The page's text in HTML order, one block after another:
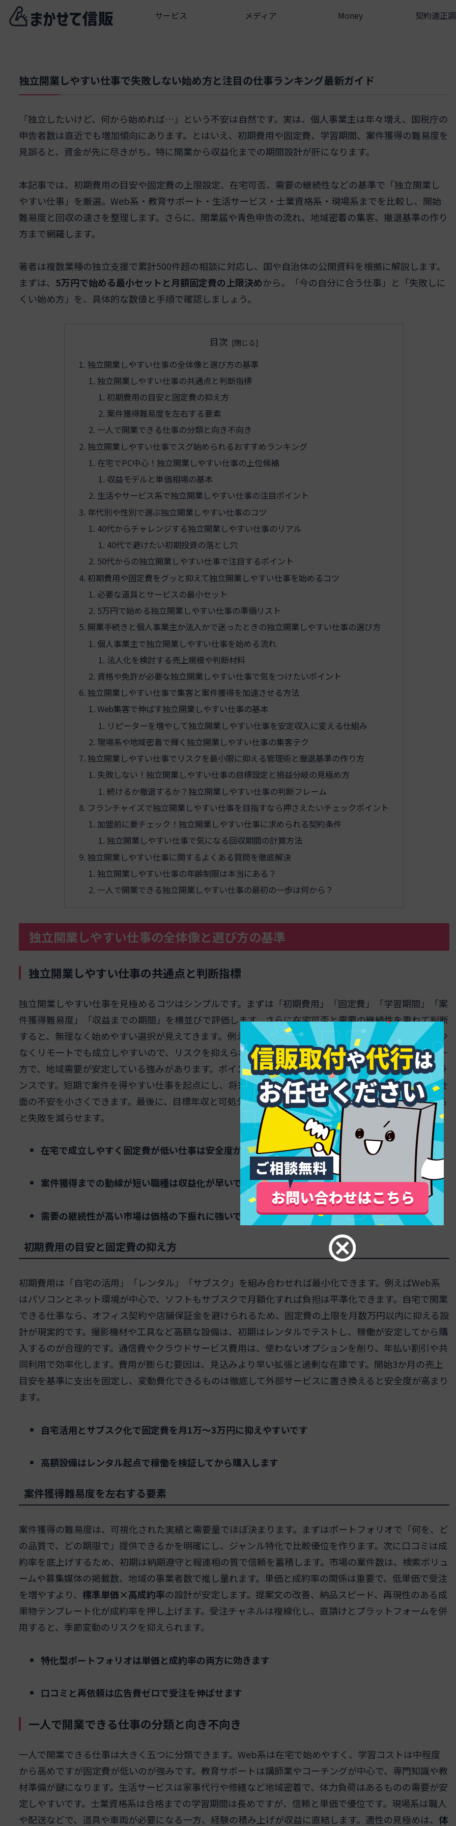
サービス メディア Money 契約適正
独立開業しやすい仕事で失敗しない始め方と注目の仕事ランキング最新ガイド
「独立したいけど、何から始めれば…」という不安は自然です。実は、個人事業主は年々増え、国税庁の
申告者数は直近でも増加傾向にあります。とはいえ、初期費用や固定費、学習期間、案件獲得の難易度を
見誤ると、資金が先に尽きがち。特に開業から収益化までの期間設計が肝になります。
本記事では、初期費用の目安や固定費の上限設定、在宅可否、需要の継続性などの基準で「独立開業し
やすい仕事」を厳選。Web系・教育サポート・生活サービス・士業資格系・現場系までを比較し、開始
難易度と回収の速さを整理します。さらに、開業届や青色申告の流れ、地域密着の集客、撤退基準の作り
方まで網羅します。
著者は複数業種の独立支援で累計500件超の相談に対応し、国や自治体の公開資料を根拠に解説します。
まずは、 5万円で始める最小セットと月額固定費の上限決めから。「今の自分に合う仕事」と「失敗しに
くい始め方」を、具体的な数値と手順で確認しましょう。
目次
独立開業しやすい仕事の全体像と選び方の基準
独立開業しやすい仕事の共通点と判断指標
初期費用の目安と固定費の抑え方
案件獲得難易度を左右する要素
一人で開業できる仕事の分類と向き不向き
独立開業しやすい仕事でスグ始められるおすすめランキング
在宅でPC中心！独立開業しやすい仕事の上位候補
収益モデルと単価相場の基本
生活やサービス系で独立開業しやすい仕事の注目ポイント
年代別や性別で選ぶ独立開業しやすい仕事のコツ
40代からチャレンジする独立開業しやすい仕事のリアル
40代で避けたい初期投資の落とし穴
50代からの独立開業しやすい仕事で注目するポイント
初期費用や固定費をグッと抑えて独立開業しやすい仕事を始めるコツ
必要な道具とサービスの最小セット
5万円で始める独立開業しやすい仕事の準備リスト
開業手続きと個人事業主か法人かで迷ったときの独立開業しやすい仕事の選び方
個人事業主で独立開業しやすい仕事を始める流れ
法人化を検討する売上規模や判断材料
資格や免許が必要な独立開業しやすい仕事で気をつけたいポイント
独立開業しやすい仕事で集客と案件獲得を加速させる方法
Web集客で伸ばす独立開業しやすい仕事の基本
リピーターを増やして独立開業しやすい仕事を安定収入に変える仕組み
現場系や地域密着で輝く独立開業しやすい仕事の集客テク
独立開業しやすい仕事でリスクを最小限に抑える管理術と撤退基準の作り方
失敗しない！独立開業しやすい仕事の目標設定と損益分岐の見極め方
続けるか撤退するか？独立開業しやすい仕事の判断フレーム
フランチャイズで独立開業しやすい仕事を目指すなら押さえたいチェックポイント
加盟前に要チェック！独立開業しやすい仕事に求められる契約条件
独立開業しやすい仕事で気になる回収期間の計算方法
独立開業しやすい仕事に関するよくある質問を徹底解決
独立開業しやすい仕事の年齢制限は本当にある？
一人で開業できる独立開業しやすい仕事の最初の一歩は何から？
独立開業しやすい仕事の全体像と選び方の基準
独立開業しやすい仕事の共通点と判断指標
独立開業しやすい仕事を見極めるコツはシンプルです。まずは「初期費用」「固定費」「学習期間」「案
件獲得難易度」「収益までの期間」を横並びで評価します。さらに在宅可否と需要の継続性を重ねて判断
すると、無理なく始めやすい選択が見えてきます。例えばWebやオンラインを軸にした職種は、設備が少
なくリモートでも成立しやすいので、リスクを抑えられます。対して現場系は道具や移動費が発生する一
方で、地域需要が安定している強みがあります。ポイントは、収入の立ち上がりスピードと固定費のバラ
ンスです。短期で案件を得やすい仕事を起点にし、将来独立できる仕事へ段階的に拡張していくと、資金
面の不安を小さくできます。最後に、目標年収と可処分時間を明確にし、生活との整合性で最終決定する
と失敗を減らせます。
在宅で成立しやすく固定費が低い仕事は安全度が高いです
案件獲得までの動線が短い職種は収益化が早いです
需要の継続性が高い市場は価格の下振れに強いです
初期費用の目安と固定費の抑え方
初期費用は「自宅の活用」「レンタル」「サブスク」を組み合わせれば最小化できます。例えばWeb系
はパソコンとネット環境が中心で、ソフトもサブスクで月額化すれば負担は平準化できます。自宅で開業
できる仕事なら、オフィス契約や店舗保証金を避けられるため、固定費の上限を月数万円以内に抑える設
計が現実的です。撮影機材や工具など高額な設備は、初期はレンタルでテストし、稼働が安定してから購
入するのが合理的です。通信費やクラウドサービス費用は、使わないオプションを削り、年払い割引や共
同利用で効率化します。費用が膨らむ要因は、見込みより早い拡張と過剰な在庫です。開始3か月の売上
目安を基準に支出を固定し、変動費化できるものは徹底して外部サービスに置き換えると安全度が高まり
ます。
自宅活用とサブスク化で固定費を月1万〜3万円に抑えやすいです
高額設備はレンタル起点で稼働を検証してから購入します
案件獲得難易度を左右する要素
案件獲得の難易度は、可視化された実績と需要量でほぼ決まります。まずはポートフォリオで「何を、ど
の品質で、どの期限で」提供できるかを明確にし、ジャンル特化で比較優位を作ります。次に口コミは成
約率を底上げするため、初期は納期遵守と報連相の質で信頼を蓄積します。市場の案件数は、検索ボリュ
ームや募集媒体の掲載数、地域の事業者数で推し量れます。単価と成約率の関係は重要で、低単価で受注
を増やすより、 標準単価×高成約率の設計が安定します。提案文の改善、納品スピード、再現性のある成
果物テンプレート化が成約率を押し上げます。受注チャネルは複線化し、直請けとプラットフォームを併
用すると、季節変動のリスクを抑えられます。
特化型ポートフォリオは単価と成約率の両方に効きます
口コミと再依頼は広告費ゼロで受注を伸ばせます
一人で開業できる仕事の分類と向き不向き
一人で開業できる仕事は大きく五つに分類できます。Web系は在宅で始めやすく、学習コストは中程度
から高めですが固定費が低いのが強みです。教育サポートは講師業やコーチングが中心で、専門知識や教
材準備が鍵になります。生活サービスは家事代行や修繕など地域密着で、体力負荷はあるものの需要が安
定しやすいです。士業資格系は合格までの学習期間は長めですが、信頼と単価で優位です。現場系は職人
や配送などで、道具や車両が必要になる一方、経験の積み上げが収益に直結します。適性の見極めは、 体